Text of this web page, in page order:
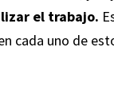
el trabajo.
cada uno de